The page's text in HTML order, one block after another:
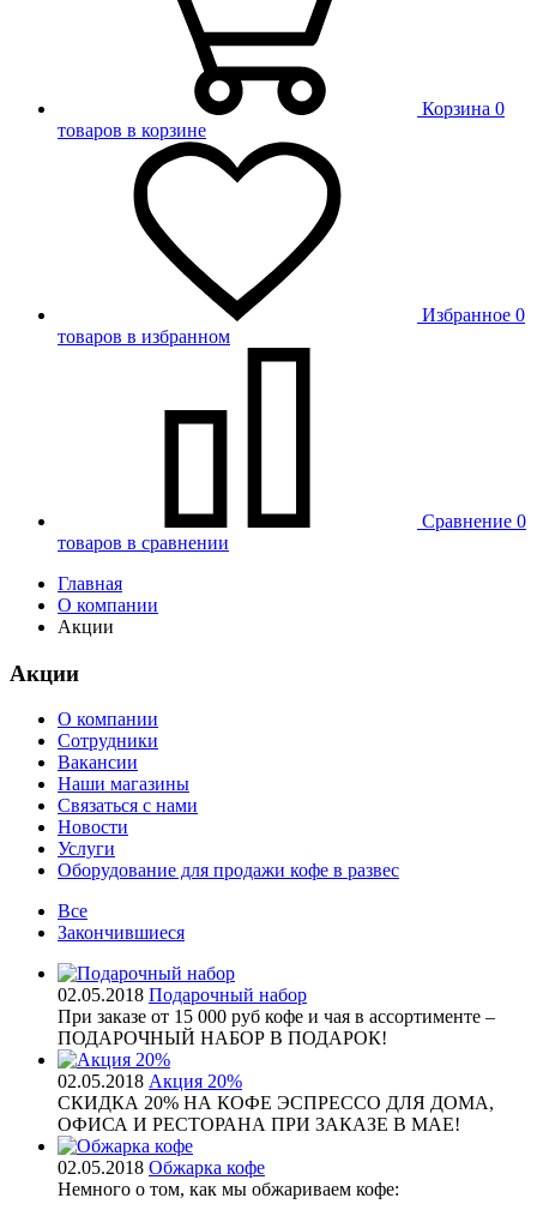
Корзина 0
товаров в корзине
Избранное 0
товаров в избранном
Сравнение 0
товаров в сравнении
Главная
О компании
Акции
Акции
О компании
Сотрудники
Вакансии
Наши магазины
Связаться с нами
Новости
Услуги
Оборудование для продажи кофе в развес
Все
Закончившиеся
02.05.2018 Подарочный набор
При заказе от 15 000 руб кофе и чая в ассортименте –
ПОДАРОЧНЫЙ НАБОР В ПОДАРОК!
02.05.2018 Акция 20%
СКИДКА 20% НА КОФЕ ЭСПРЕССО ДЛЯ ДОМА,
ОФИСА И РЕСТОРАНА ПРИ ЗАКАЗЕ В МАЕ!
02.05.2018 Обжарка кофе
Немного о том, как мы обжариваем кофе: